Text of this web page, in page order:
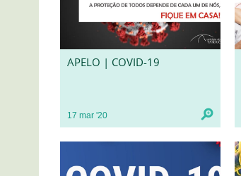
APELO | COVID-19
17 mar '20